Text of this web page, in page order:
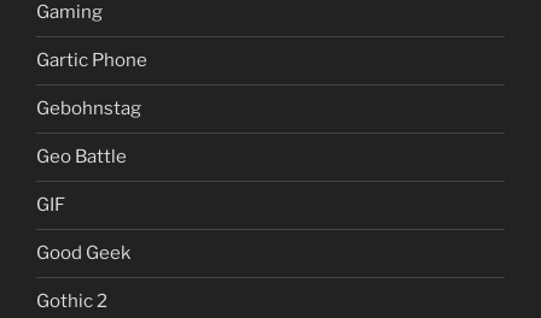
Gaming
Gartic Phone
Gebohnstag
Geo Battle
GIF
Good Geek
Gothic 2